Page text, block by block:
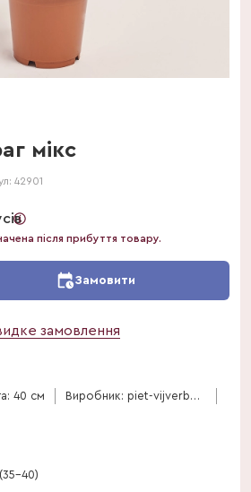
мікс
42901
після прибуття товару.
Замовити
замовлення
40 см
Виробник: piet-vijverberg
40)